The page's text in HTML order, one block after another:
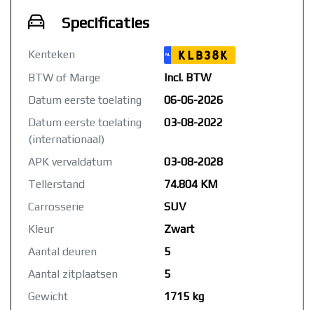
Specificaties
Kenteken NL KLB38K
BTW of Marge
Incl. BTW
Datum eerste toelating
06-06-2026
Datum eerste toelating
(internationaal)
03-08-2022
APK vervaldatum
03-08-2028
Tellerstand
74.804 KM
Carrosserie
SUV
Kleur
Zwart
Aantal deuren
5
Aantal zitplaatsen
5
Gewicht
1715 kg